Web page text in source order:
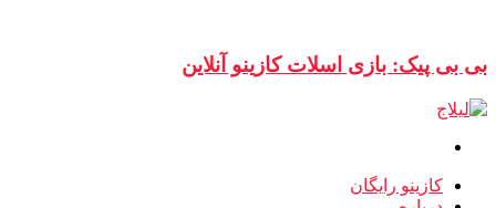
بی بی پیک: بازی اسلات کازینو آنلاین
کازینو رایگان